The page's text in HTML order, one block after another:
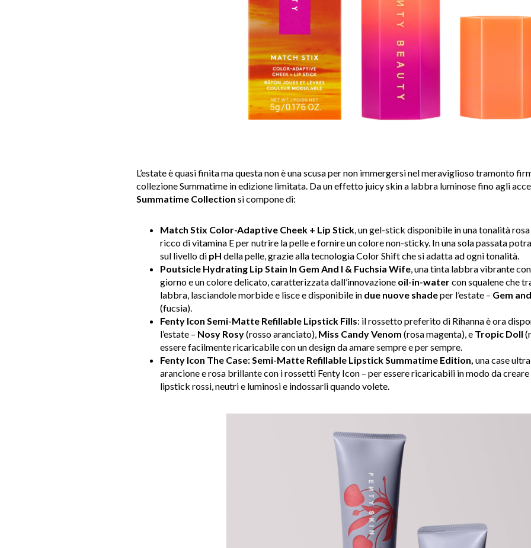
L’estate è quasi finita ma questa non è una scusa per non immergersi nel meraviglioso tramonto
collezione Summatime in edizione limitata. Da un effetto juicy skin a labbra luminose fino agli
Summatime Collection si compone di:
Match Stix Color-Adaptive Cheek + Lip Stick, un gel-stick disponibile in una tonalità
ricco di vitamina E per nutrire la pelle e fornire un colore non-sticky. In una sola passata
sul livello di pH della pelle, grazie alla tecnologia Color Shift che si adatta ad ogni tonalità.
Poutsicle Hydrating Lip Stain In Gem And I & Fuchsia Wife, una tinta labbra vibrante
giorno e un colore delicato, caratterizzata dall’innovazione oil-in-watercon squalene che
labbra, lasciandole morbide e lisce e disponibile in due nuove shadeper l’estate – Gem
(fucsia).
Fenty Icon Semi-Matte Refillable Lipstick Fills: il rossetto preferito di Rihanna è ora
l’estate – Nosy Rosy(rosso aranciato), Miss Candy Venom (rosa magenta), e Tropic Doll
essere facilmente ricaricabile con un design da amare sempre e per sempre.
Fenty Icon The Case: Semi-Matte Refillable Lipstick Summatime Edition, una case
arancione e rosa brillante con i rossetti Fenty Icon – per essere ricaricabili in modo da
lipstick rossi, neutri e luminosi e indossarli quando volete.